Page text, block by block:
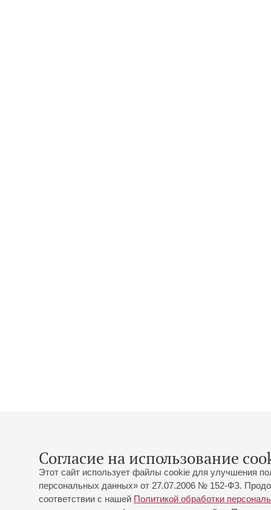
Согласие на использование
Этот сайт использует файлы cookie для улучшения
персональных данных» от 27.07.2006 № 152-ФЗ.
соответствии с нашей Политикой обработки